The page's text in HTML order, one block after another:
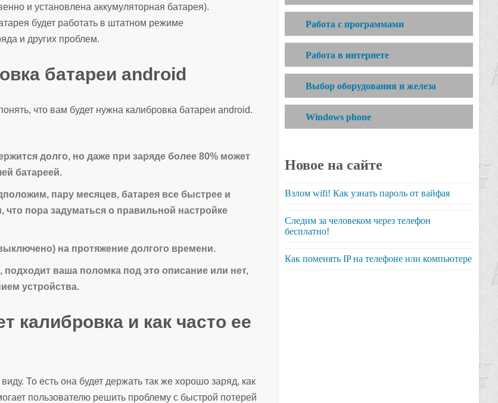
и установлена аккумуляторная батарея).
будет работать в штатном режиме
и других проблем.
батареи android
что вам будет нужна калибровка батареи android.
долго, но даже при заряде более 80% может
батареей.
пару месяцев, батарея все быстрее и
что пора задуматься о правильной настройке
на протяжение долгого времени.
ваша поломка под это описание или нет,
устройства.
калибровка и как часто ее
То есть она будет держать так же хорошо заряд, как
пользователю решить проблему с быстрой потерей
Работа с программами
Работа в интернете
Выбор оборудования и железа
Windows phone
Новое на сайте
Взлом wifi! Как узнать пароль от вайфая
Следим за человеком через телефон
бесплатно!
Как поменять IP на телефоне или компьютере